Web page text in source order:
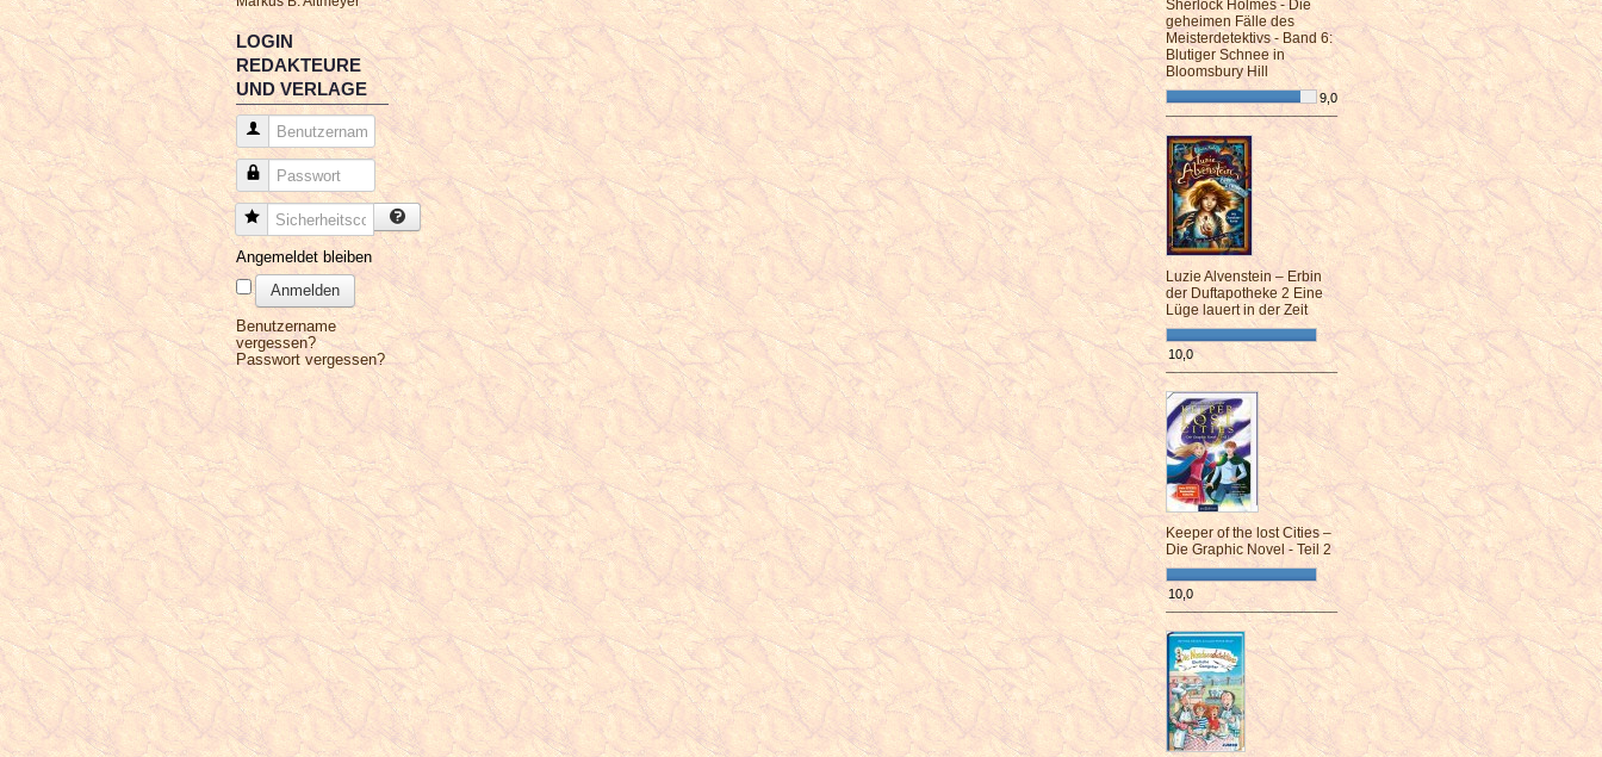
LOGIN
REDAKTEURE
UND VERLAGE
Benutzername
Passwort
Sicherheitscode
Angemeldet bleiben
Anmelden
Benutzername
vergessen?
Passwort vergessen?
Sherlock Holmes - Die
geheimen Fälle des
Meisterdetektivs - Band 6:
Blutiger Schnee in
Bloomsbury Hill
9,0
¯¯¯¯¯¯¯¯¯¯¯¯¯¯¯¯¯¯¯¯¯¯¯¯
Luzie Alvenstein – Erbin
der Duftapotheke 2 Eine
Lüge lauert in der Zeit
10,0
¯¯¯¯¯¯¯¯¯¯¯¯¯¯¯¯¯¯¯¯¯¯¯¯
Keeper of the lost Cities –
Die Graphic Novel - Teil 2
10,0
¯¯¯¯¯¯¯¯¯¯¯¯¯¯¯¯¯¯¯¯¯¯¯¯